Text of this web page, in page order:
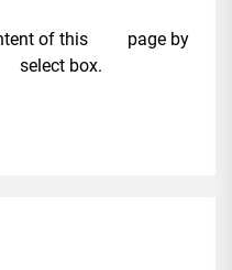
of this page by
select box.